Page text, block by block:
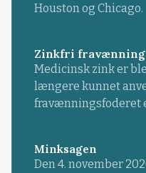
Houston og Chicago.
Zinkfri fravænning
Medicinsk zink er
længere kunnet
fravænningsfoderet
Minksagen
Den 4. november